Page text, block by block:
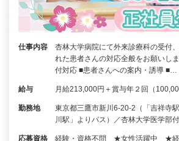
仕事内容
杏林大学病院にて外来診療科の受付
れた患者さんの対応全般をお願い
付対応 ■患者さんへの案内・誘導 ■…
給与 月給213,000円＋賞与年２回（
勤務地
東京都三鷹市新川6-20-2（「吉祥寺
川駅」よりバス）／杏林大学医学部
応募資格 経験・資格不問 ★女性活躍中 ★経